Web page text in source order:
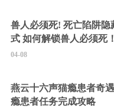
兽人必须死! 死亡陷阱隐
式 如何解锁兽人必须死
的隐藏角色
04-08
燕云十六声猫瘾患者奇
瘾患者任务完成攻略